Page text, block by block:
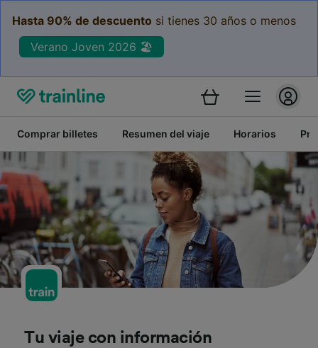
Hasta 90% de descuento si tienes 30 años o menos
Verano Joven 2026 🏖️
Comprar billetes Resumen del viaje Horarios
Tu viaje con información